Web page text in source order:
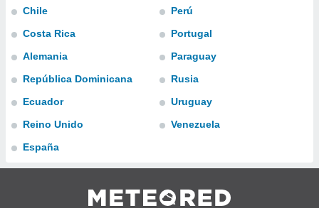
en
perfil
y
nuestra
Chile
Costa Rica
Alemania
República Dominicana
Ecuador
Reino Unido
España
Perú
Portugal
Paraguay
Rusia
Uruguay
Venezuela